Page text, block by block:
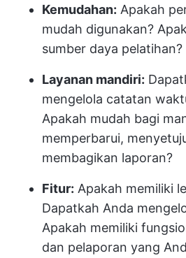
Kemudahan: Apakah
mudah digunakan?
sumber daya pelatihan?
Layanan mandiri:
mengelola catatan
Apakah mudah bagi
memperbarui,
membagikan laporan?
Fitur: Apakah memiliki
Dapatkah Anda
Apakah memiliki
dan pelaporan yang